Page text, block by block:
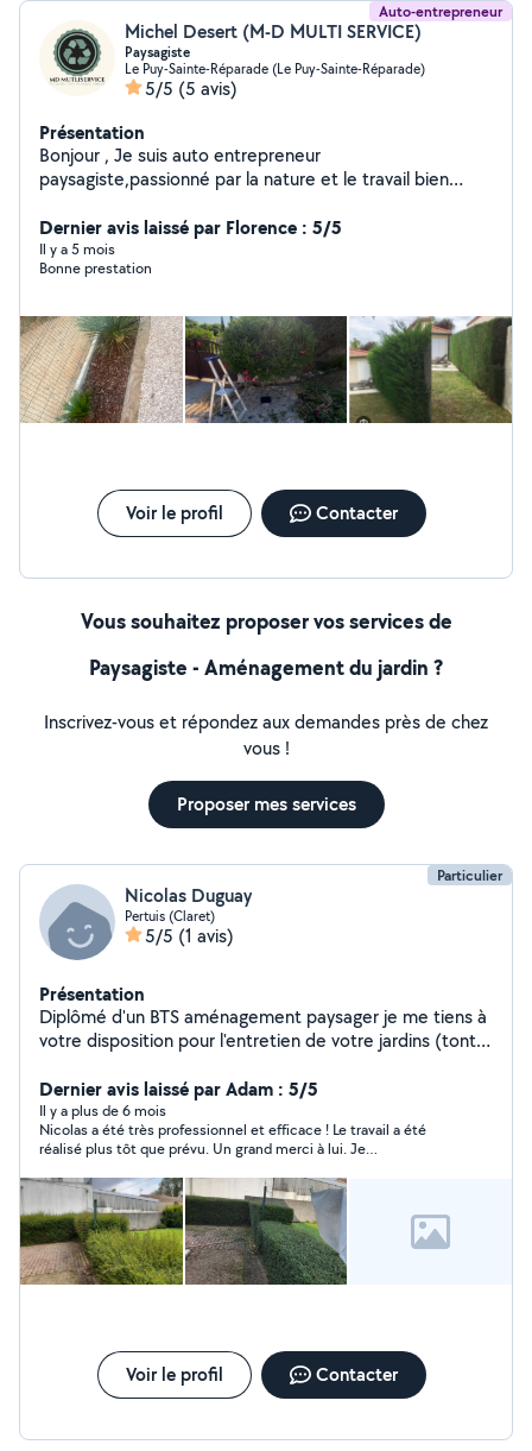
Auto-entrepreneur
Michel Desert (M-D MULTI SERVICE)
Paysagiste
Le Puy-Sainte-Réparade (Le Puy-Sainte-Réparade)
5/5 (5 avis)
Présentation
Bonjour , Je suis auto entrepreneur
paysagiste,passionné par la nature et le travail bien
tout mon savoir-faire au service de vos extérieurs :
élagage,tonte,taille,création de jardin,plantations ect Je
suis reconnue pour: Mon sérieux et ma ponctualité, Des
gratuits et raisonnables,sans mauvaise surprise. Chaque
jardin est unique,c'est pourquoi je m'engage à vous
proposer des solutions personnalisées,durables et
esthétiques.
Dernier avis laissé par Florence : 5/5
Il y a 5 mois
Bonne prestation
Voir le profil Contacter
Vous souhaitez proposer vos services de
Paysagiste - Aménagement du jardin ?
Inscrivez-vous et répondez aux demandes près de chez
vous !
Proposer mes services
Particulier
Nicolas Duguay
Pertuis (Claret)
5/5 (1 avis)
Présentation
Diplômé d'un BTS aménagement paysager je me tiens à
votre disposition pour l'entretien de votre jardins (tonte,
vous proposer des aménagements (créations de mares
, pose de clôtures, réalisation de murets...).
Dernier avis laissé par Adam : 5/5
Il y a plus de 6 mois
Nicolas a été très professionnel et efficace ! Le travail a été
réalisé plus tôt que prévu. Un grand merci à lui. Je
Voir le profil Contacter